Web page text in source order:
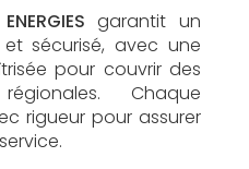
garantit un
sécurisé, avec une
pour couvrir des
Chaque
rigueur pour assurer